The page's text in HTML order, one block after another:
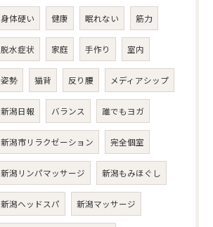
身体硬い 健康 眠れない 筋力
脱水症状 家庭 手作り 室内
姿勢 猫背 反り腰 メディアシップ
新潟日報 バランス 誰でもヨガ
新潟市リラクゼーション 完全個室
新潟リンパマッサージ 新潟もみほぐし
新潟ヘッドスパ 新潟マッサージ